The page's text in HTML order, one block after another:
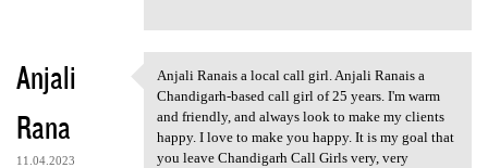
Anjali
Rana
11.04.2023
Anjali Ranais a local call
Anjali Ranais a local call girl. Anjali Ranais a
Chandigarh-based call girl of 25 years. I'm warm
and friendly, and always look to make my clients
happy. I love to make you happy. It is my goal that
you leave Chandigarh Call Girls very, very